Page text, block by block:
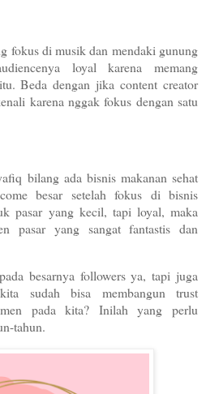
fokus di musik dan mendaki gunung
loyal karena memang
Beda dengan jika content creator
karena nggak fokus dengan satu
bilang ada bisnis makanan sehat
besar setelah fokus di bisnis
pasar yang kecil, tapi loyal, maka
pasar yang sangat fantastis dan
besarnya followers ya, tapi juga
sudah bisa membangun trust
pada kita? Inilah yang perlu
tahun.